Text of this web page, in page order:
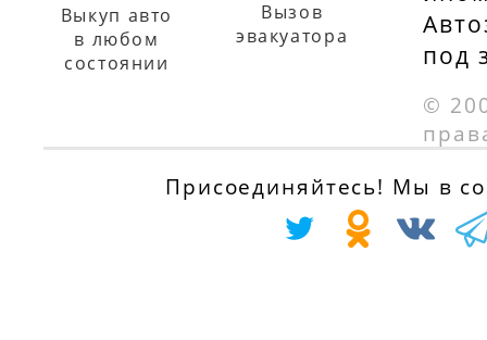
под
©
Выкуп авто
в любом
состоянии
Вызов
эвакуатора
Присоединяйтесь! Мы в